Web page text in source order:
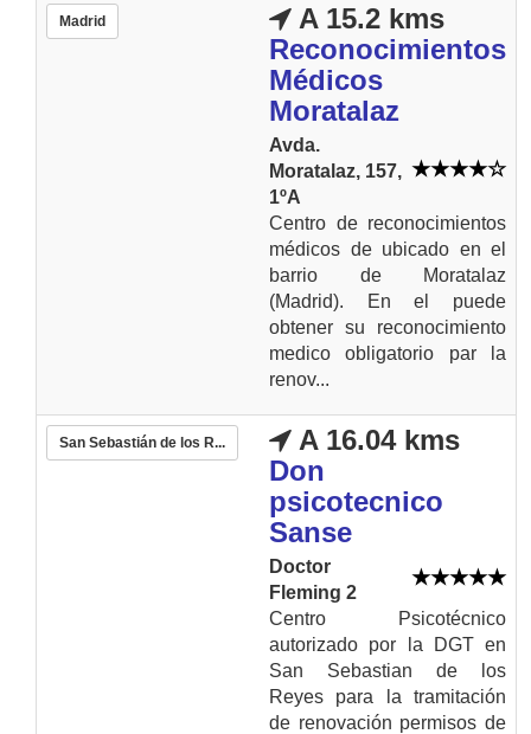
Madrid
A 15.2 kms
Reconocimientos
Médicos
Moratalaz
Avda.
Moratalaz, 157,
1ºA
Centro de reconocimientos
médicos de ubicado en el
barrio de Moratalaz
(Madrid). En el puede
obtener su reconocimiento
medico obligatorio par la
renov...
San Sebastián de los R...
A 16.04 kms
Don
psicotecnico
Sanse
Doctor
Fleming 2
Centro Psicotécnico
autorizado por la DGT en
San Sebastian de los
Reyes para la tramitación
de renovación permisos de